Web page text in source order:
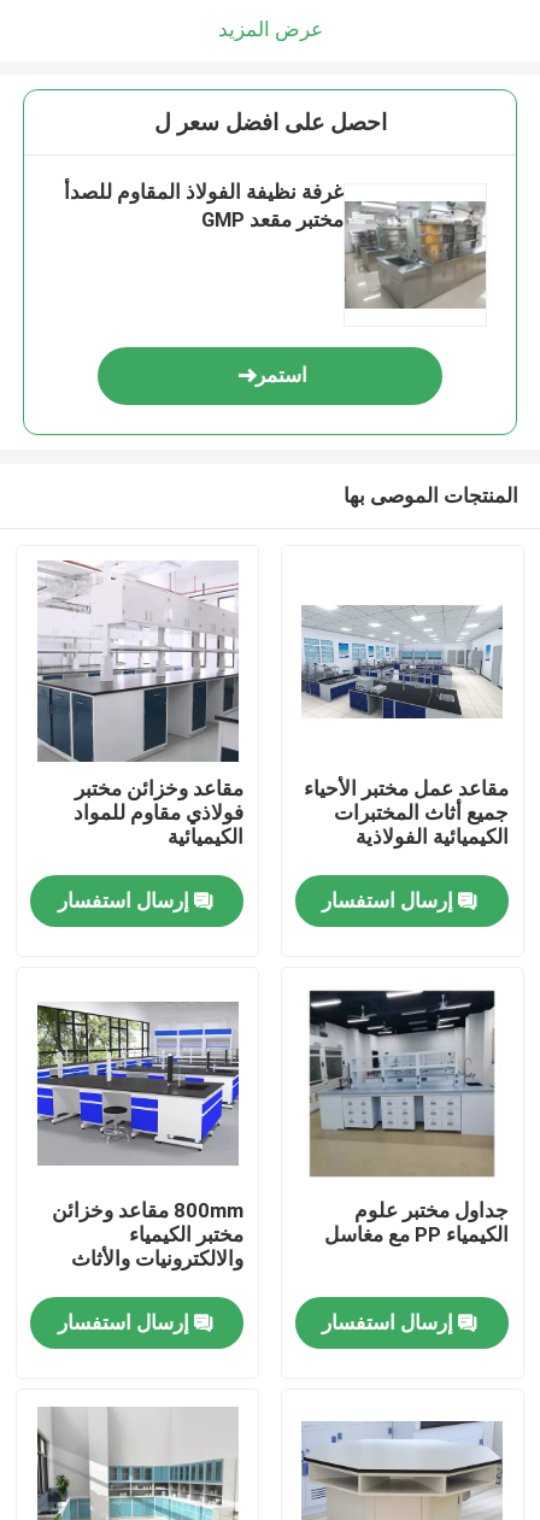
مسكن
منتجات
جولة في المعمل
مراقبة الجودة
اتصل بنا
أثاث المختبرات الحديثة
أثاث المختبرات المدرسية
مقعد جزيرة المختبر
عرض المزيد
احصل على افضل سعر ل
غرفة نظيفة الفولاذ المقاوم للصدأ
مختبر مقعد GMP
استمر
المنتجات الموصى بها
مقاعد عمل مختبر الأحياء
جميع أثاث المختبرات
الكيميائية الفولاذية
إرسال استفسار
مقاعد وخزائن مختبر
فولاذي مقاوم للمواد
الكيميائية
إرسال استفسار
جداول مختبر علوم
الكيمياء PP مع مغاسل
إرسال استفسار
800mm مقاعد وخزائن
مختبر الكيمياء
والالكترونيات والأثاث
إرسال استفسار